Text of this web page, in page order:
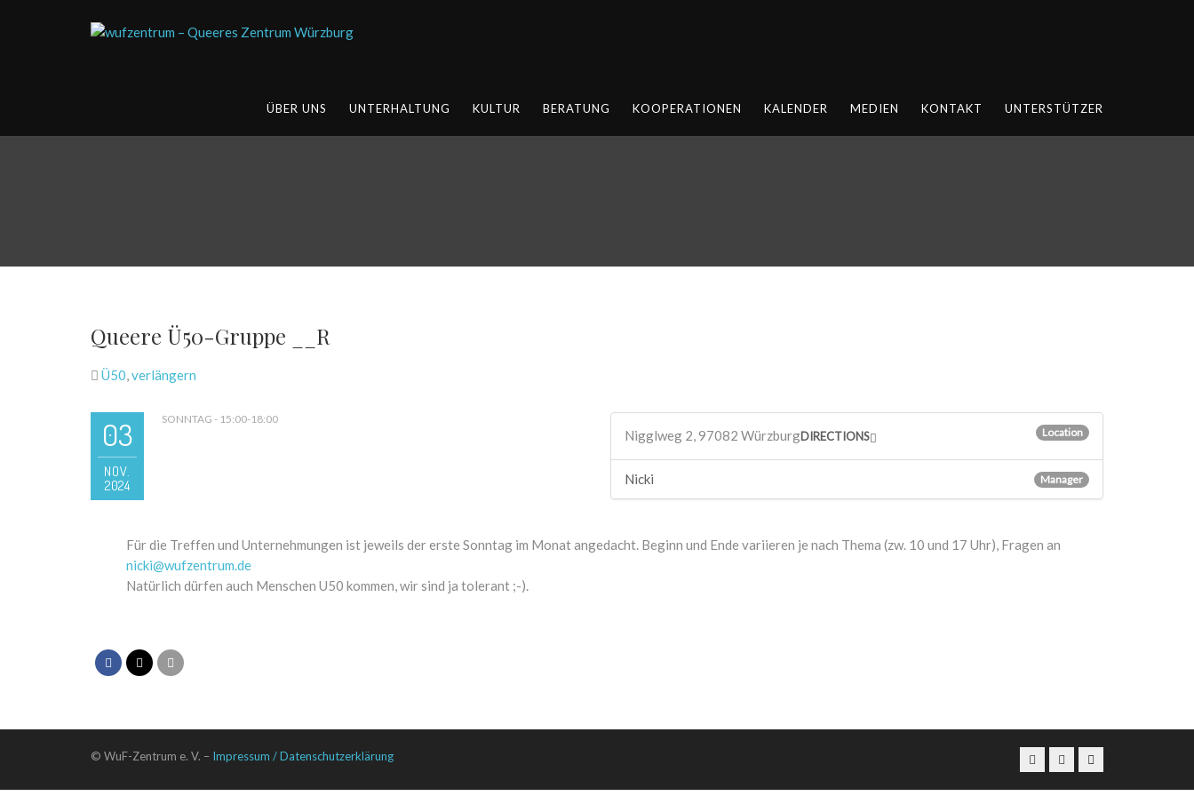
ÜBER UNS UNTERHALTUNG KULTUR BERATUNG KOOPERATIONEN KALENDER MEDIEN KONTAKT UNTERSTÜTZER
Queere Ü50-Gruppe __R
Ü50,verlängern
03
NOV.
2024
SONNTAG - 15:00-18:00
Nigglweg 2, 97082 Würzburg Location
DIRECTIONS
Nicki Manager
Für die Treffen und Unternehmungen ist jeweils der erste Sonntag im Monat angedacht. Beginn und Ende variieren je nach Thema (zw. 10 und 17 Uhr), Fragen an
nicki@wufzentrum.de
Natürlich dürfen auch Menschen U50 kommen, wir sind ja tolerant ;-).
© WuF-Zentrum e. V. – Impressum / Datenschutzerklärung